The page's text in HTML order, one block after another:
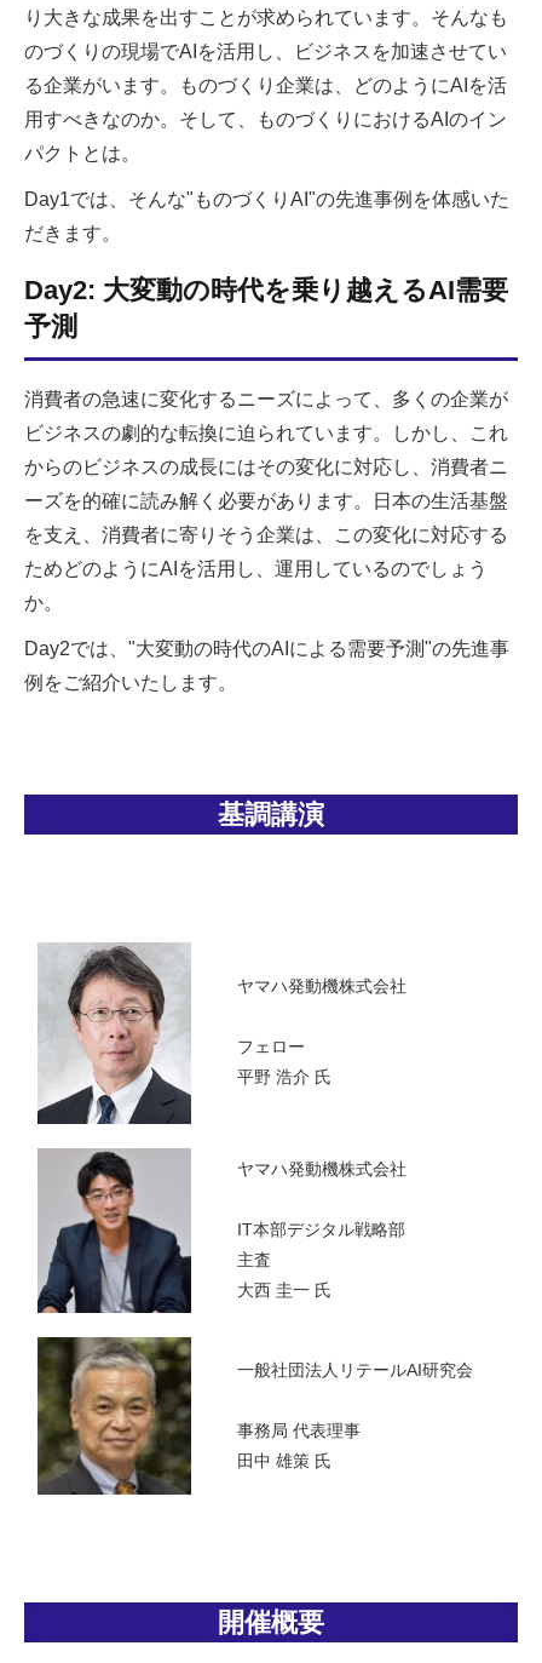
り大きな成果を出すことが求められています。そんなも
のづくりの現場でAIを活用し、ビジネスを加速させてい
る企業がいます。ものづくり企業は、どのようにAIを活
用すべきなのか。そして、ものづくりにおけるAIのイン
パクトとは。
Day1では、そんな"ものづくりAI"の先進事例を体感いた
だきます。
Day2: 大変動の時代を乗り越えるAI需要
予測
消費者の急速に変化するニーズによって、多くの企業が
ビジネスの劇的な転換に迫られています。しかし、これ
からのビジネスの成長にはその変化に対応し、消費者ニ
ーズを的確に読み解く必要があります。日本の生活基盤
を支え、消費者に寄りそう企業は、この変化に対応する
ためどのようにAIを活用し、運用しているのでしょう
か。
Day2では、"大変動の時代のAIによる需要予測"の先進事
例をご紹介いたします。
基調講演
ヤマハ発動機株式会社
フェロー
平野 浩介 氏
ヤマハ発動機株式会社
IT本部デジタル戦略部
主査
大西 圭一 氏
一般社団法人リテールAI研究会
事務局 代表理事
田中 雄策 氏
開催概要